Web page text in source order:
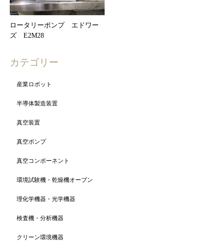
ロータリーポンプ エドワー
ズ E2M28
カテゴリー
産業ロボット
半導体製造装置
真空装置
真空ポンプ
真空コンポーネント
環境試験機・乾燥機オーブン
理化学機器・光学機器
検査機・分析機器
クリーン環境機器